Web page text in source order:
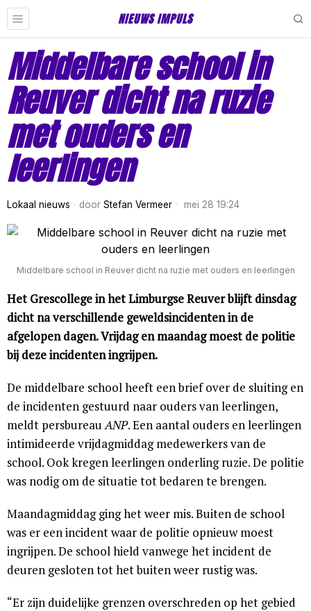
NIEUWS IMPULS
Middelbare school in
Reuver dicht na ruzie
met ouders en
leerlingen
Lokaal nieuws door Stefan Vermeer mei 28 19:24
Middelbare school in Reuver dicht na ruzie met ouders en leerlingen
Het Grescollege in het Limburgse Reuver blijft dinsdag
dicht na verschillende geweldsincidenten in de
afgelopen dagen. Vrijdag en maandag moest de politie
bij deze incidenten ingrijpen.
De middelbare school heeft een brief over de sluiting en
de incidenten gestuurd naar ouders van leerlingen,
meldt persbureauANP. Een aantal ouders en leerlingen
intimideerde vrijdagmiddag medewerkers van de
school. Ook kregen leerlingen onderling ruzie. De politie
was nodig om de situatie tot bedaren te brengen.
Maandagmiddag ging het weer mis. Buiten de school
was er een incident waar de politie opnieuw moest
ingrijpen. De school hield vanwege het incident de
deuren gesloten tot het buiten weer rustig was.
“Er zijn duidelijke grenzen overschreden op het gebied